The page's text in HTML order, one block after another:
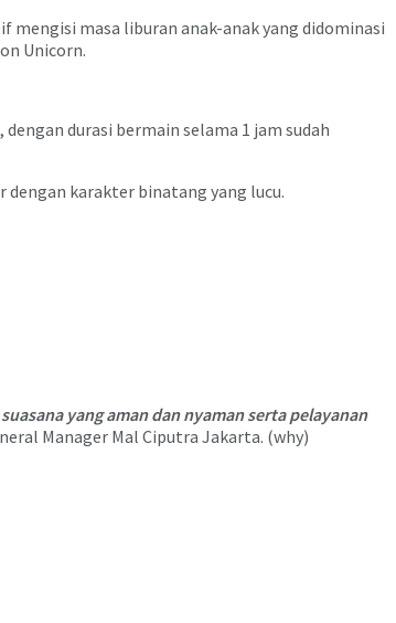
masa liburan anak-anak yang didominasi
Unicorn.
durasi bermain selama 1 jam sudah
dengan karakter binatang yang lucu.
yang aman dan nyaman serta pelayanan
Manager Mal Ciputra Jakarta. (why)